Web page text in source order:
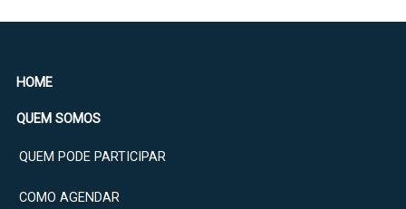
HOME
QUEM SOMOS
QUEM PODE PARTICIPAR
COMO AGENDAR